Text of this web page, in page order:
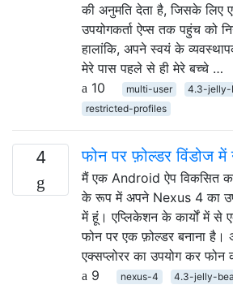
की अनुमति देता है, जिसके लिए
उपयोगकर्ता ऐप्स तक पहुंच को
हालांकि, अपने स्वयं के
मेरे पास पहले से ही मेरे बच्चे …
10
multi-user
4.3-jelly-
restricted-profiles
4 फोन पर फ़ोल्डर विंडोज में
मैं एक Android ऐप विकसित
के रूप में अपने Nexus 4 का
में हूं। एप्लिकेशन के कार्यों में से
फोन पर एक फ़ोल्डर बनाना है।
एक्सप्लोरर का उपयोग कर फोन
9
nexus-4 4.3-jelly-